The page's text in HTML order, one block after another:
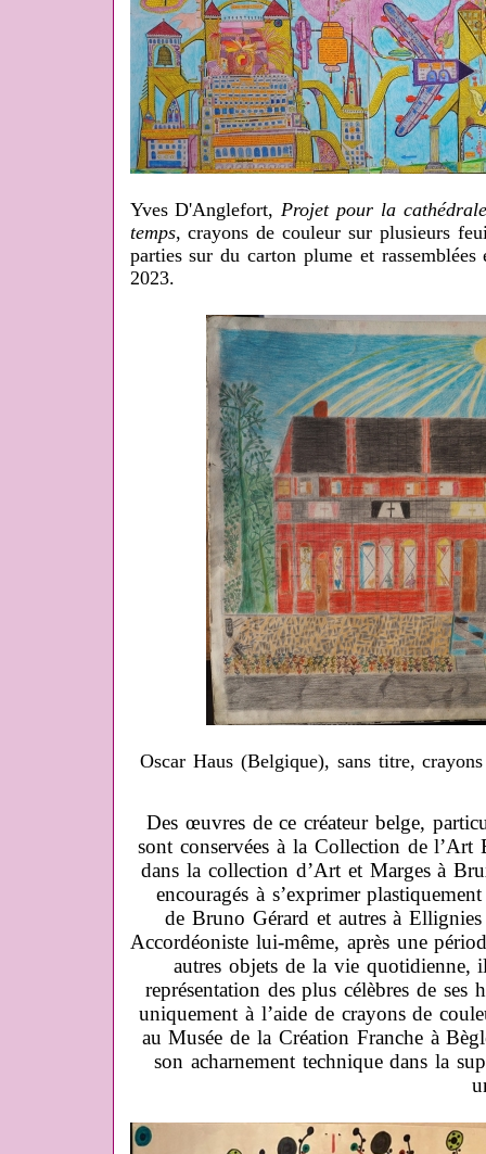
Yves D'Anglefort,Projet pour la
temps, crayons de couleur sur plusieurs
parties sur du carton plume et
2023.
Oscar Haus (Belgique), sans titre,
Des œuvres de ce créateur belge,
sont conservées à la Collection de l’Art
dans la collection d’Art et Marges à
encouragés à s’exprimer
de Bruno Gérard et autres à
Accordéoniste lui-même, après une
autres objets de la vie quotidienne,
représentation des plus célèbres de
uniquement à l’aide de crayons de
au Musée de la Création Franche à
son acharnement technique dans la